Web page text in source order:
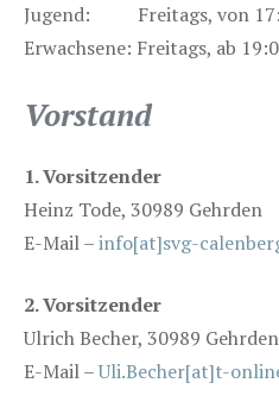
Jugend: Freitags, von
Erwachsene: Freitags, ab
Vorstand
1. Vorsitzender
Heinz Tode, 30989 Gehrden
E-Mail –info[at]svg-
2. Vorsitzender
Ulrich Becher, 30989 Gehrden
E-Mail –Uli.Becher[at]t-